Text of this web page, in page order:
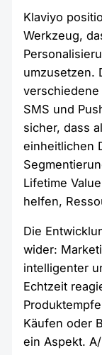
Klaviyo
Werkzeug,
umzusetzen.
verschiedene
SMS und
sicher, dass
einheitlichen
Lifetime
helfen,
Die
wider:
intelligenter
Echtzeit
Käufen oder
ein Aspekt.